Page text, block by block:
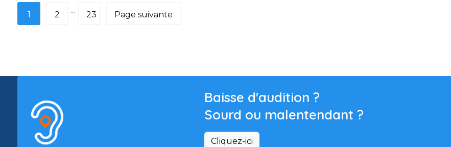
1 2 ... 23 Page suivante
Baisse d'audition ?
Sourd ou malentendant ?
Cliquez-ici